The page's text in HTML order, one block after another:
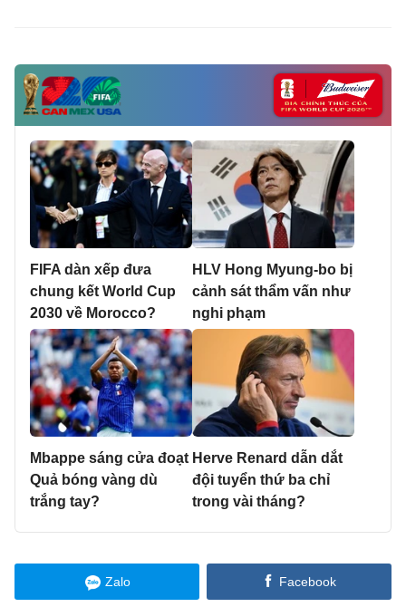
FIFA dàn xếp đưa
chung kết World Cup
2030 về Morocco?
HLV Hong Myung-bo bị
cảnh sát thẩm vấn như
nghi phạm
Mbappe sáng cửa đoạt
Quả bóng vàng dù
trắng tay?
Herve Renard dẫn dắt
đội tuyển thứ ba chỉ
trong vài tháng?
Zalo Facebook